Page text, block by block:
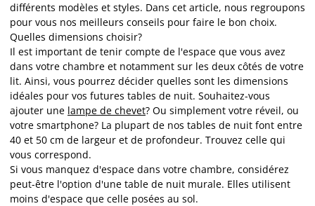
différents modèles et styles. Dans cet article, nous regroupons
pour vous nos meilleurs conseils pour faire le bon choix.
Quelles dimensions choisir?
Il est important de tenir compte de l'espace que vous avez
dans votre chambre et notamment sur les deux côtés de votre
lit. Ainsi, vous pourrez décider quelles sont les dimensions
idéales pour vos futures tables de nuit. Souhaitez-vous
ajouter une lampe de chevet? Ou simplement votre réveil, ou
votre smartphone? La plupart de nos tables de nuit font entre
40 et 50 cm de largeur et de profondeur. Trouvez celle qui
vous correspond.
Si vous manquez d'espace dans votre chambre, considérez
peut-être l'option d'une table de nuit murale. Elles utilisent
moins d'espace que celle posées au sol.